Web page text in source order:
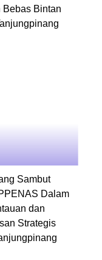
Bintan
Sambut
Dalam
dan
Strategis